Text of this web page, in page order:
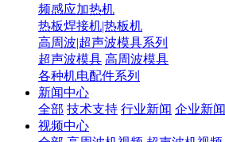
频感应加热机
热板焊接机|热板机
高周波|超声波模具系列
超声波模具 高周波模具
各种机电配件系列
新闻中心
全部 技术支持 行业新闻 企业新闻
视频中心